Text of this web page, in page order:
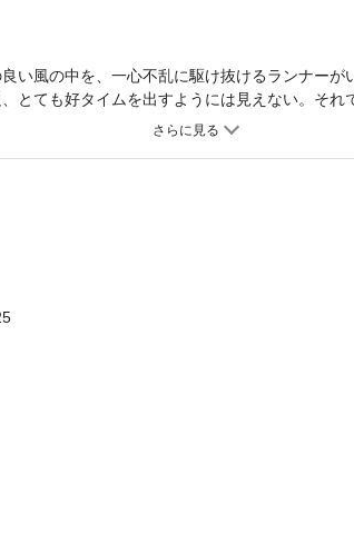
い風の中を、一心不乱に駆け抜けるランナー
とても好タイムを出すようには見えない。それ
があった。病気の父親、片思いしている女の子
ック、シリーズ第１巻（全16巻）！！